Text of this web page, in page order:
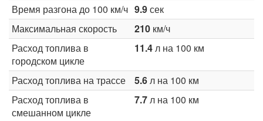
Время разгона до 100 км/ч 9.9сек
Максимальная скорость
210 км/ч
Расход топлива в
городском цикле
11.4л на 100 км
Расход топлива на трассе 5.6л на 100 км
Расход топлива в
смешанном цикле
7.7л на 100 км